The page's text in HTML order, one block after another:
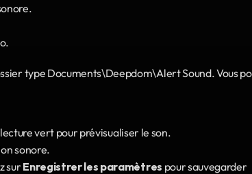
type Documents\Deepdom\Alert Sound. Vous
vert pour prévisualiser le son.
sonore.
sur Enregistrer les paramètres pour sauvegarder